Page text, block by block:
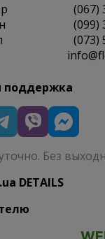
(067)
(099)
(073)
поддержка
Без
DETAILS